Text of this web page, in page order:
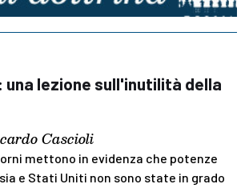
una lezione sull'inutilità della
Cascioli
mettono in evidenza che potenze
e Stati Uniti non sono state in grado